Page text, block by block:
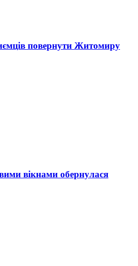
повернути Житомиру
вікнами обернулася